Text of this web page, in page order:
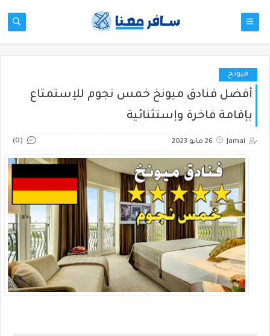
ميونخ
أفضل فنادق ميونخ خمس نجوم للإستمتاع
بإقامة فاخرة وإستثنائية
Jamal 26 مايو 2023 (0)